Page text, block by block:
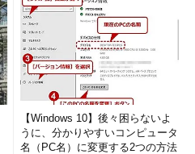
【Windows 10】後々困らないよ
うに、分かりやすいコンピュータ
名（PC名）に変更する2つの方法